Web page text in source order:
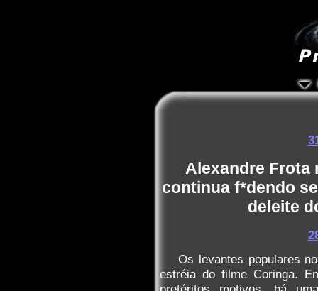
Alexandre Frota
continua f*dendo
deleite
Os levantes populares
estréia do filme Coringa.